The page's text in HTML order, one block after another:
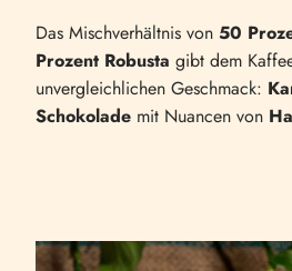
Das Mischverhältnis von 50
Prozent Robusta gibt dem
unvergleichlichen Geschmack:
Schokolade mit Nuancen von